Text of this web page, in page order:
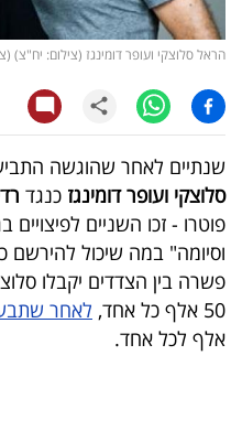
קריפטו
ויראלי
טלוויזיה
עסקי
ספורט
קריירה
ולימודים
הראל סלוצקי ועופר דומינגז (צילום: יח"צ)
שנתיים לאחר שהוגשה
סלוצקי ועופר דומינגז כנגד
פוטרו - זכו השניים
וסיומה" במה שיכול
50 אלף כל אחד,
לאחר
אלף לכל אחד.